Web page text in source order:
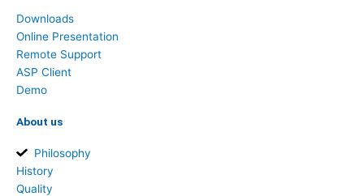
Downloads
Online Presentation
Remote Support
ASP Client
Demo
About us
Philosophy
History
Quality